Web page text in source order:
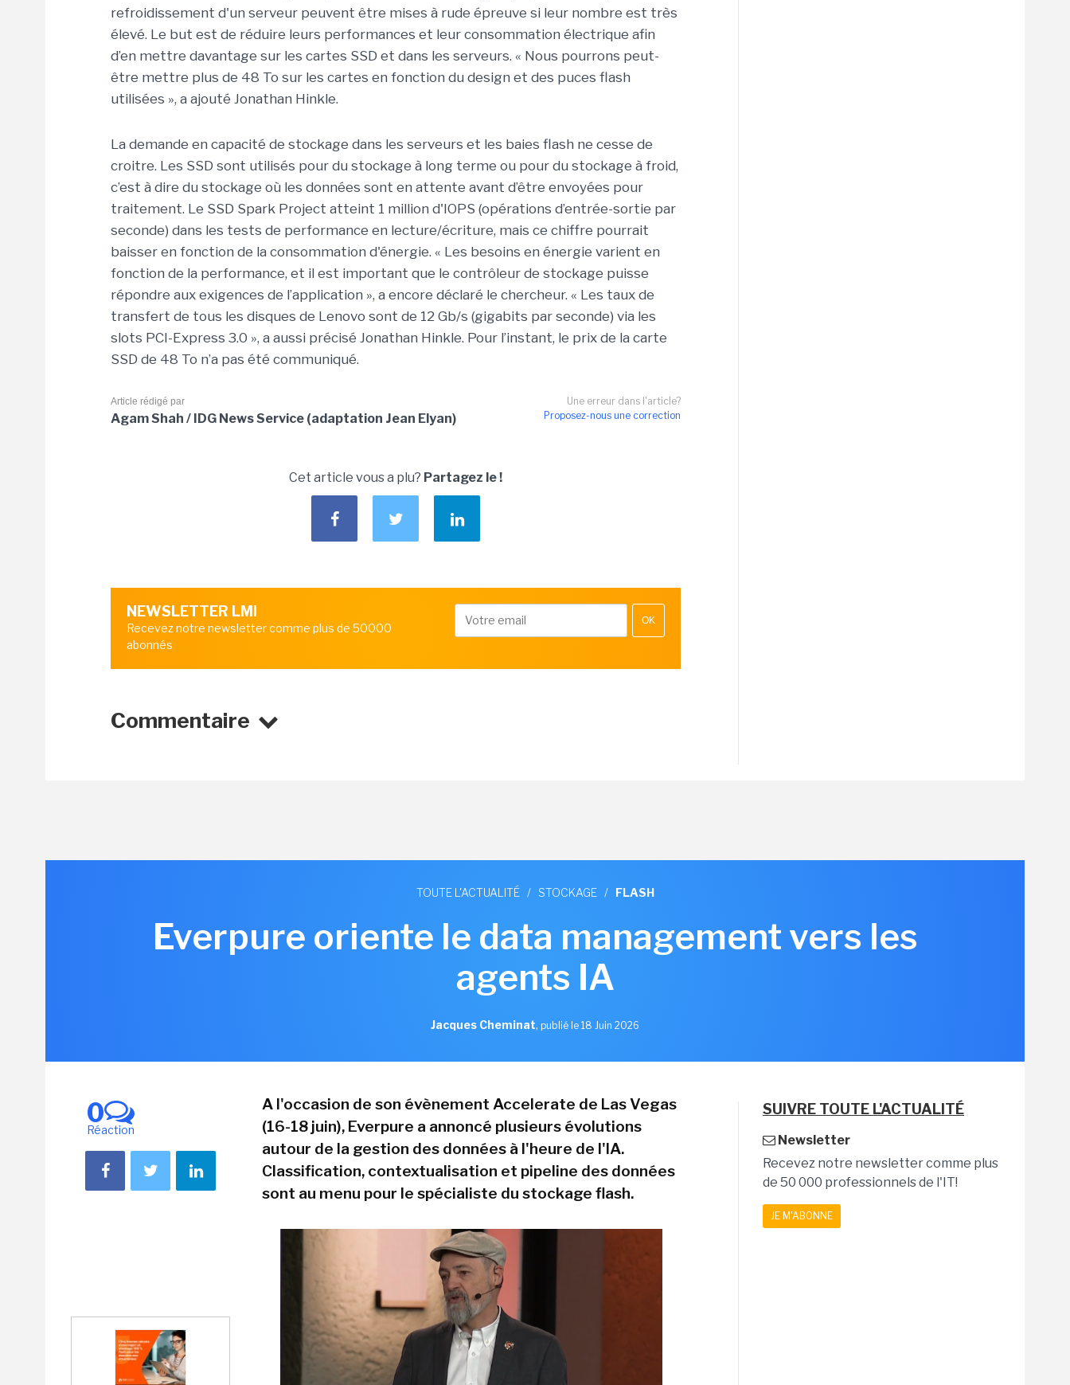
refroidissement d'un serveur peuvent être mises à rude épreuve si leur nombre est très
élevé. Le but est de réduire leurs performances et leur consommation électrique afin
d’en mettre davantage sur les cartes SSD et dans les serveurs. « Nous pourrons peut-
être mettre plus de 48 To sur les cartes en fonction du design et des puces flash
utilisées », a ajouté Jonathan Hinkle.
La demande en capacité de stockage dans les serveurs et les baies flash ne cesse de
croitre. Les SSD sont utilisés pour du stockage à long terme ou pour du stockage à froid,
c’est à dire du stockage où les données sont en attente avant d’être envoyées pour
traitement. Le SSD Spark Project atteint 1 million d'IOPS (opérations d’entrée-sortie par
seconde) dans les tests de performance en lecture/écriture, mais ce chiffre pourrait
baisser en fonction de la consommation d'énergie. « Les besoins en énergie varient en
fonction de la performance, et il est important que le contrôleur de stockage puisse
répondre aux exigences de l’application », a encore déclaré le chercheur. « Les taux de
transfert de tous les disques de Lenovo sont de 12 Gb/s (gigabits par seconde) via les
slots PCI-Express 3.0 », a aussi précisé Jonathan Hinkle. Pour l’instant, le prix de la carte
SSD de 48 To n’a pas été communiqué.
Une erreur dans l'article?
Proposez-nous une correction
Article rédigé par
Agam Shah / IDG News Service (adaptation Jean Elyan)
Cet article vous a plu? Partagez le !
NEWSLETTER LMI
Recevez notre newsletter comme plus de 50000
abonnés
OK
Commentaire
TOUTE L'ACTUALITÉ / STOCKAGE / FLASH
Everpure oriente le data management vers les
agents IA
Jacques Cheminat, publié le 18 Juin 2026
0
Réaction
A l'occasion de son évènement Accelerate de Las Vegas
(16-18 juin), Everpure a annoncé plusieurs évolutions
autour de la gestion des données à l'heure de l'IA.
Classification, contextualisation et pipeline des données
sont au menu pour le spécialiste du stockage flash.
SUIVRE TOUTE L'ACTUALITÉ
Newsletter
Recevez notre newsletter comme plus
de 50 000 professionnels de l'IT!
JE M'ABONNE